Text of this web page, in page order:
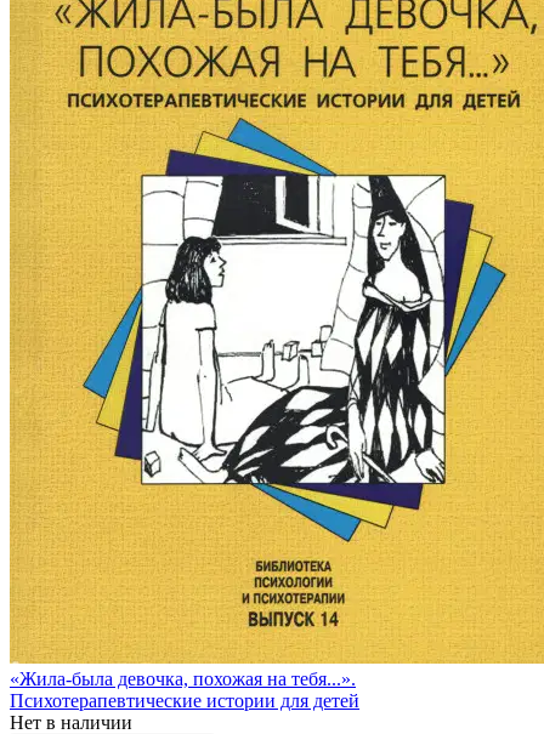
«Жила-была девочка, похожая на тебя...».
Психотерапевтические истории для детей
Нет в наличии